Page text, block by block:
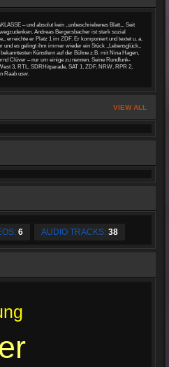
– und absolut kein ,,unbeschriebenes Blatt,,. Seit
Andreas Bergersbacher ist stark sozial
erreichte er Platz 1 im ZDF. Er komponiert und textet u. a.
und es gelingt ihm immer wieder ein Stück ,,Lebensglück,,
Künstlern auf der Bühne z.B. mit Nina Hagen,
Clüver – nur um einige zu nennen. Seine Rundfunk-
3, RTL, SDRHitparade, SAT 1, ZDF, NRW, RPR 2,
Raab usw.
VIEW ALL
6 AUDIO TRACKS: 38